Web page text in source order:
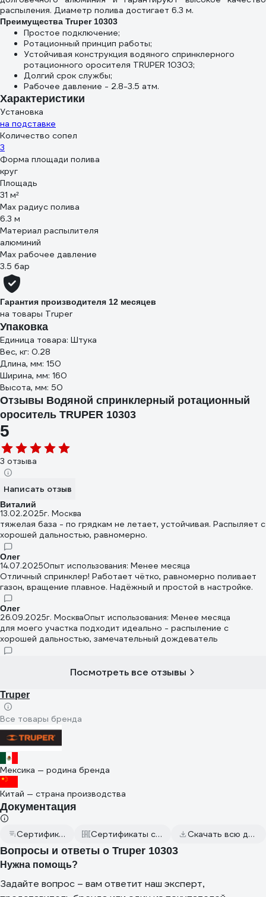
распыления. Диаметр полива достигает 6.3 м.
Преимущества Truper 10303
Простое подключение;
Ротационный принцип работы;
Устойчивая конструкция водяного спринклерного
ротационного оросителя TRUPER 10303;
Долгий срок службы;
Рабочее давление - 2.8-3.5 атм.
Характеристики
Установка
на подставке
Количество сопел
3
Форма площади полива
круг
Площадь
31 м²
Max радиус полива
6.3 м
Материал распылителя
алюминий
Max рабочее давление
3.5 бар
Гарантия производителя 12 месяцев
на товары Truper
Упаковка
Единица товара: Штука
Вес, кг: 0.28
Длина, мм: 150
Ширина, мм: 160
Высота, мм: 50
Отзывы Водяной спринклерный ротационный
ороситель TRUPER 10303
5
3 отзыва
Написать отзыв
Виталий
13.02.2025г. Москва
тяжелая база - по грядкам не летает, устойчивая. Распыляет с
хорошей дальностью, равномерно.
Олег
14.07.2025Опыт использования: Менее месяца
Отличный спринклер! Работает чётко, равномерно поливает
газон, вращение плавное. Надёжный и простой в настройке.
Олег
26.09.2025г. МоскваОпыт использования: Менее месяца
для моего участка подходит идеально - распыление с
хорошей дальностью, замечательный дождеватель
Посмотреть все отзывы
Truper
Все товары бренда
Мексика — родина бренда
Китай — страна производства
Документация
Сертификат дилера Сертификаты соответствия Скачать всю документацию
Вопросы и ответы о Truper 10303
Нужна помощь?
Задайте вопрос – вам ответит наш эксперт,